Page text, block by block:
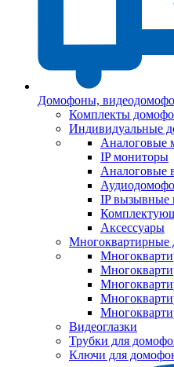
Домофоны,
Комплекты
Индивидуальные
Аналоговые
IP мониторы
Аналоговые
IP вызывные
Аксессуары
Видеоглазки
Трубки для
Ключи для